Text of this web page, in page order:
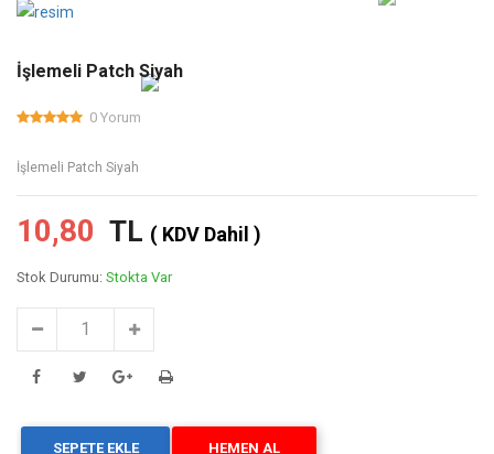
İşlemeli Patch Siyah
0 Yorum
İşlemeli Patch Siyah
10,80 TL ( KDV Dahil )
Stok Durumu: Stokta Var
SEPETE EKLE HEMEN AL